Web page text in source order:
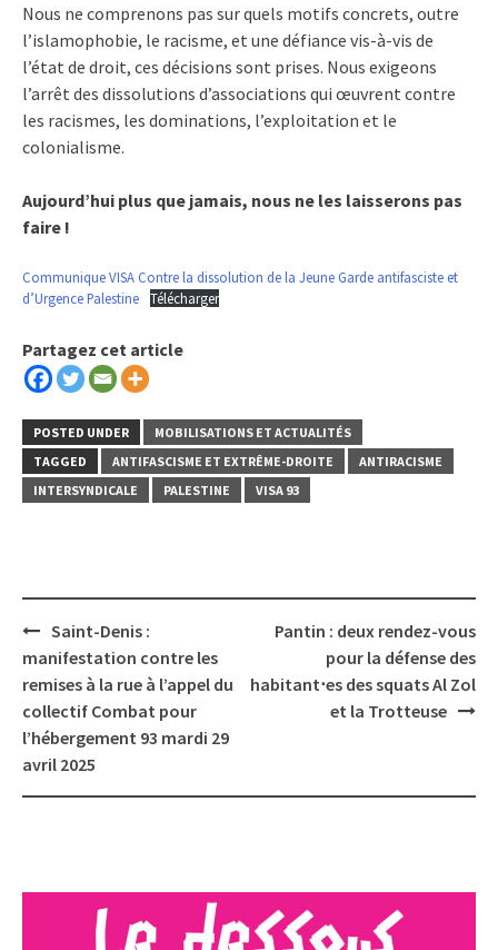
Nous ne comprenons pas sur quels motifs concrets, outre
l’islamophobie, le racisme, et une défiance vis-à-vis de
l’état de droit, ces décisions sont prises. Nous exigeons
l’arrêt des dissolutions d’associations qui œuvrent contre
les racismes, les dominations, l’exploitation et le
colonialisme.
Aujourd’hui plus que jamais, nous ne les laisserons pas
faire !
Communique VISA Contre la dissolution de la Jeune Garde antifasciste et
d’Urgence Palestine
Télécharger
Partagez cet article
POSTED UNDER
MOBILISATIONS ET ACTUALITÉS
TAGGED
ANTIFASCISME ET EXTRÊME-DROITE
ANTIRACISME
INTERSYNDICALE
PALESTINE VISA 93
Post
navigation
Saint-Denis :
manifestation contre les
remises à la rue à l’appel du
collectif Combat pour
l’hébergement 93 mardi 29
avril 2025
Pantin : deux rendez-vous
pour la défense des
habitant⋅es des squats Al Zol
et la Trotteuse